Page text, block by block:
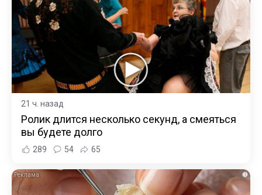
21 ч. назад
Ролик длится несколько секунд, а смеяться
вы будете долго
289 54 65
i